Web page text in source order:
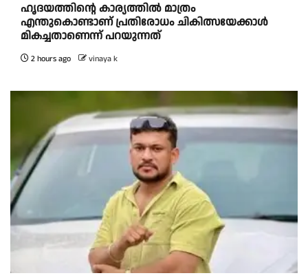
ഹൃദയത്തിന്റെ കാര്യത്തിൽ മാത്രം
എന്തുകൊണ്ടാണ് പ്രതിരോധം ചികിത്സയേക്കാൾ
മികച്ചതാണെന്ന് പറയുന്നത്
2 hours ago vinaya k